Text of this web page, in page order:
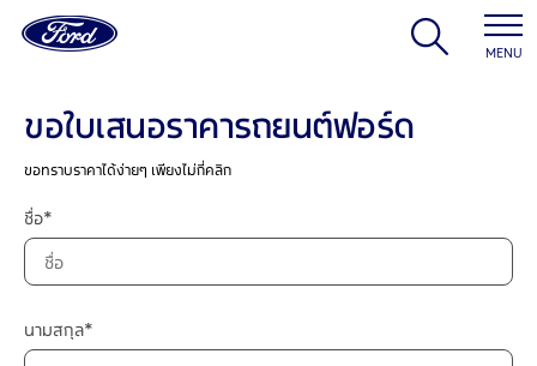
MENU
ขอใบเสนอราคารถยนต์ฟอร์ด
ขอทราบราคาได้ง่ายๆ เพียงไม่กี่คลิก
ชื่อ*
นามสกุล*